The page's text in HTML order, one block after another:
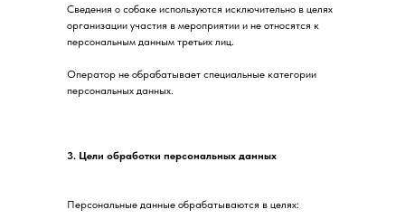
Сведения о собаке используются исключительно в целях
организации участия в мероприятии и не относятся к
персональным данным третьих лиц.
Оператор не обрабатывает специальные категории
персональных данных.
3. Цели обработки персональных данных
Персональные данные обрабатываются в целях: